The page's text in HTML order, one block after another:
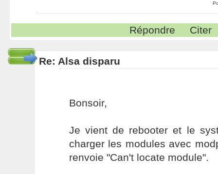
Répondre Citer
Re: Alsa disparu
Bonsoir,
Je vient de rebooter et le
charger les modules avec
renvoie "Can't locate module".